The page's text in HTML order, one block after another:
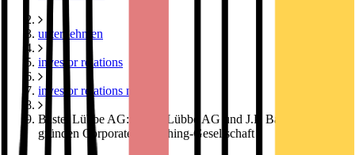
unternehmen
investor relations
investor relations news
Bastei Lübbe AG: Bastei Lübbe AG und J.P. Bachem
gründen Corporate-Publishing-Gesellschaft